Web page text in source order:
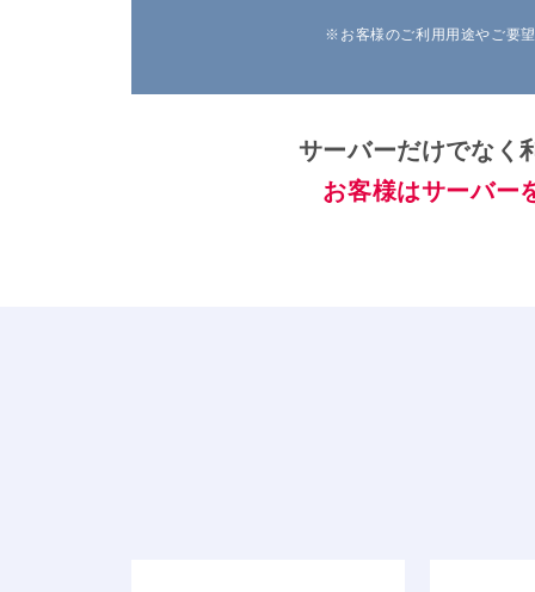
※お客様のご利用用途やご要
サーバーだけでなく
お客様はサーバー